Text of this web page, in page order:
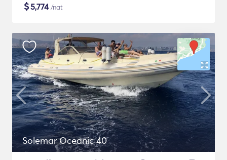
$5,774/nat
Solemar Oceanic 40